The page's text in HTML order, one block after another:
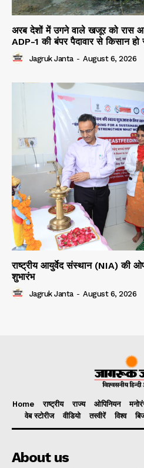
अरब देशों में उगने वाले खजूर को रास
ADP-1 की बंपर पैदावार से किसान हो
Jagruk Janta - August 6, 2026
राष्ट्रीय आयुर्वेद संस्थान (NIA) की
शुभारंभ
Jagruk Janta - August 6, 2026
Home राष्ट्रीय राज्य ओपिनियन
वेब स्टोरीज
वीडियो तस्वीरें विश्व
About us